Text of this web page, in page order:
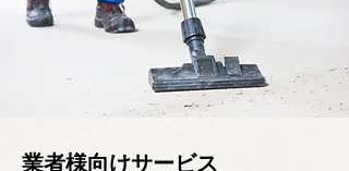
業者様向けサービス